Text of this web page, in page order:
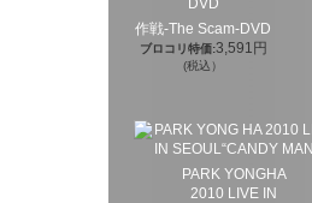
作戦-The Scam-DVD
ブロコリ特価:3,591円
(税込）
PARK YONGHA
2010 LIVE IN